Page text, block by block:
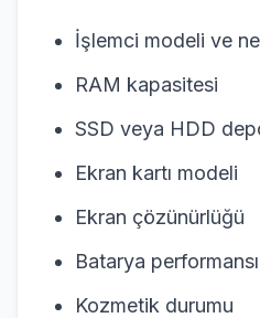
İşlemci modeli ve
RAM kapasitesi
SSD veya HDD
Ekran kartı modeli
Ekran çözünürlüğü
Batarya performansı
Kozmetik durumu